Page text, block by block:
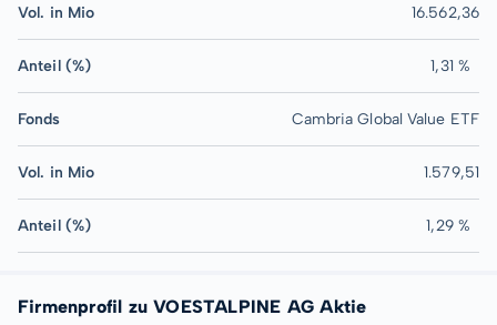
Vol. in Mio 16.562,36
Anteil (%) 1,31 %
Fonds Cambria Global Value ETF
Vol. in Mio 1.579,51
Anteil (%) 1,29 %
Firmenprofil zu VOESTALPINE AG Aktie